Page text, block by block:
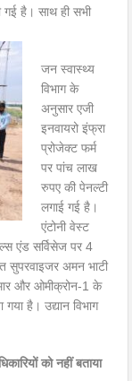
गई है। साथ ही सभी
जन स्वास्थ्य
विभाग के
अनुसार एजी
इनवायरो इंफ्रा
प्रोजेक्ट फर्म
पर पांच लाख
रुपए की पेनल्टी
लगाई गई है।
एंटोनी वेस्ट
एंड सर्विसेज पर 4
सुपरवाइजर अमन भाटी
और ओमीक्रोन-1 के
है। उद्यान विभाग
को नहीं बताया